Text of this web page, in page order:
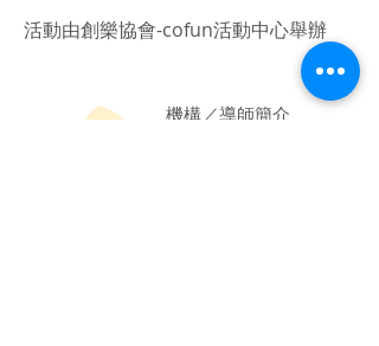
活動由創樂協會-cofun活動中心舉辦
​機構／導師簡介